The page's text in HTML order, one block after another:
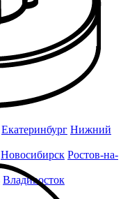
Екатеринбург Нижний
Новосибирск Ростов-на-
Владивосток